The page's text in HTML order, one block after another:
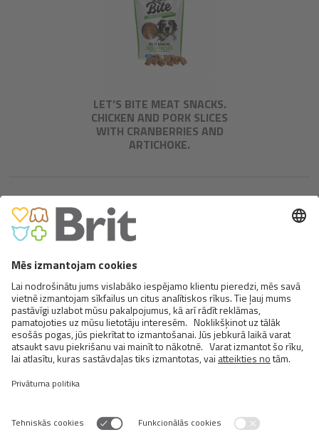
LET’S BITE MEAT SNACKS.
CHICKEN AND PORK SLICES
WITH CRANBERRIES AND
ARTICHOKE.
BRIT MEAT JERKY SNACK–
SALMON PROTEIN BAR